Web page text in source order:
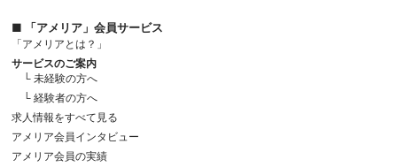
■ 「アメリア」会員サービス
「アメリアとは？」
サービスのご案内
└ 未経験の方へ
└ 経験者の方へ
求人情報をすべて見る
アメリア会員インタビュー
アメリア会員の実績